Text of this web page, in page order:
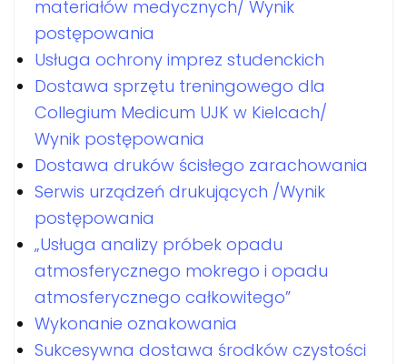
materiałów medycznych/ Wynik
postępowania
Usługa ochrony imprez studenckich
Dostawa sprzętu treningowego dla
Collegium Medicum UJK w Kielcach/
Wynik postępowania
Dostawa druków ścisłego zarachowania
Serwis urządzeń drukujących /Wynik
postępowania
„Usługa analizy próbek opadu
atmosferycznego mokrego i opadu
atmosferycznego całkowitego”
Wykonanie oznakowania
Sukcesywna dostawa środków czystości